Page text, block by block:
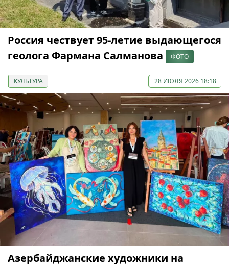
Россия чествует 95-летие выдающегося
геолога Фармана Салманова
ФОТО
КУЛЬТУРА 28 ИЮЛЯ 2026 18:18
Азербайджанские художники на